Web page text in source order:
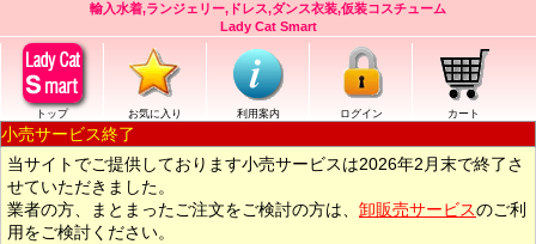
輸入水着,ランジェリー,ドレス,ダンス衣装,仮装コスチューム
Lady Cat Smart
トップ お気に入り 利用案内 ログイン カート
小売サービス終了
当サイトでご提供しております小売サービスは2026年2月末で終了さ
せていただきました。
業者の方、まとまったご注文をご検討の方は、 卸販売サービスのご利
用をご検討ください。